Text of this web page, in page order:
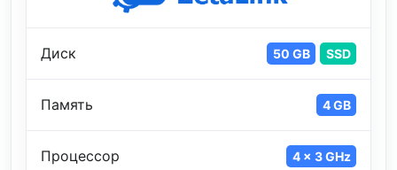
Диск 50 GB SSD
Память 4 GB
Процессор 4 x 3 GHz